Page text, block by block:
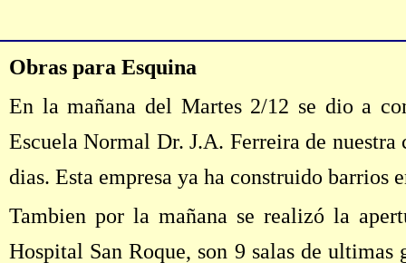
Obras para Esquina
En la mañana del Martes 2/12 se dio a
Escuela Normal Dr. J.A. Ferreira de
dias. Esta empresa ya ha construido barrios
Tambien por la mañana se realizó la
Hospital San Roque, son 9 salas de ultimas